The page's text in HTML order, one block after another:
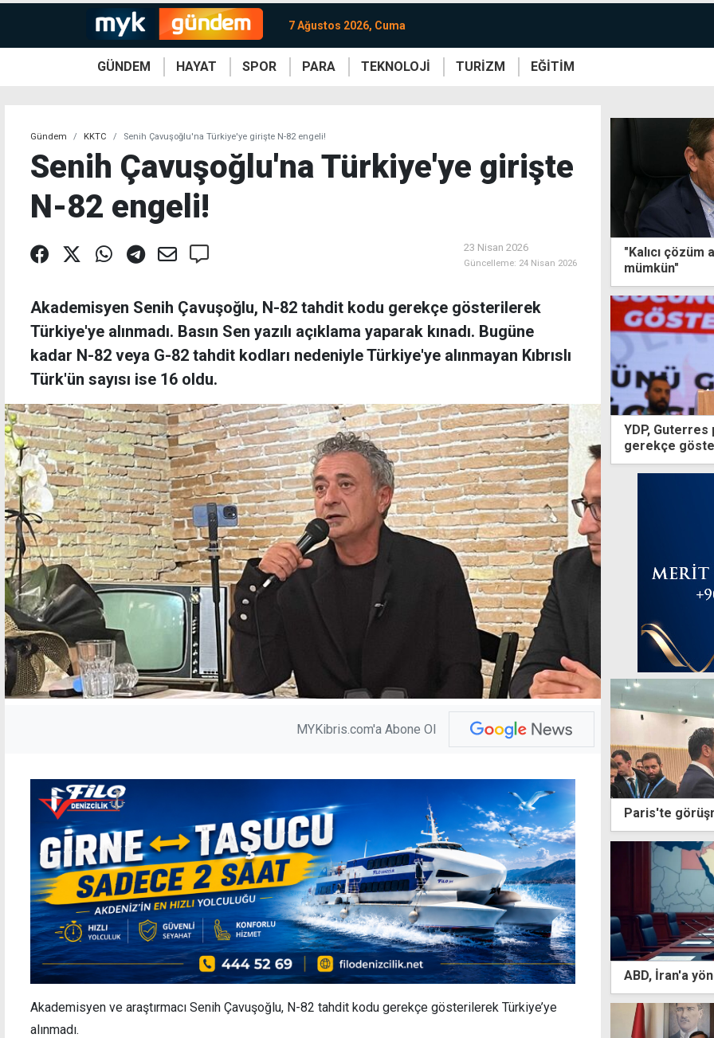
7 Ağustos 2026, Cuma
GÜNDEM HAYAT SPOR PARA TEKNOLOJİ TURİZM EĞİTİM
Gündem KKTC Senih Çavuşoğlu'na Türkiye'ye girişte N-82 engeli!
Senih Çavuşoğlu'na Türkiye'ye girişte
N-82 engeli!
23 Nisan 2026
Güncelleme: 24 Nisan 2026
Akademisyen Senih Çavuşoğlu, N-82 tahdit kodu gerekçe gösterilerek
Türkiye'ye alınmadı. Basın Sen yazılı açıklama yaparak kınadı. Bugüne
kadar N-82 veya G-82 tahdit kodları nedeniyle Türkiye'ye alınmayan Kıbrıslı
Türk'ün sayısı ise 16 oldu.
MYKibris.com'a Abone Ol
Akademisyen ve araştırmacı Senih Çavuşoğlu, N-82 tahdit kodu gerekçe gösterilerek Türkiye’ye
alınmadı.
"Kalıcı
mümkün"
YDP,
gerekçe
Paris'te
ABD, İran'a